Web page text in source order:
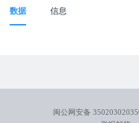
数据 信息
闽公网安备